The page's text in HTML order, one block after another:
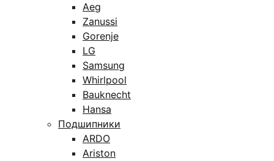
Aeg
Zanussi
Gorenje
LG
Samsung
Whirlpool
Bauknecht
Hansa
Подшипники
ARDO
Ariston